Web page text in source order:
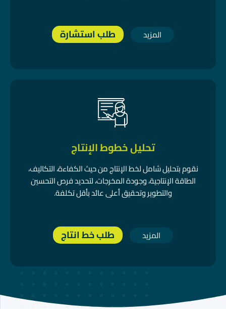
المزيد طلب استشارة
تحليل خطوط الإنتاج
نقوم بتحليل شامل لخط الإنتاج من حيث الكفاءة، التكاليف،
الطاقة الإنتاجية، وجودة المخرجات، لتحديد فرص التحسين
والتطوير وتحقيق أعلى عائد بأقل تكلفة.
المزيد طلب خط انتاج